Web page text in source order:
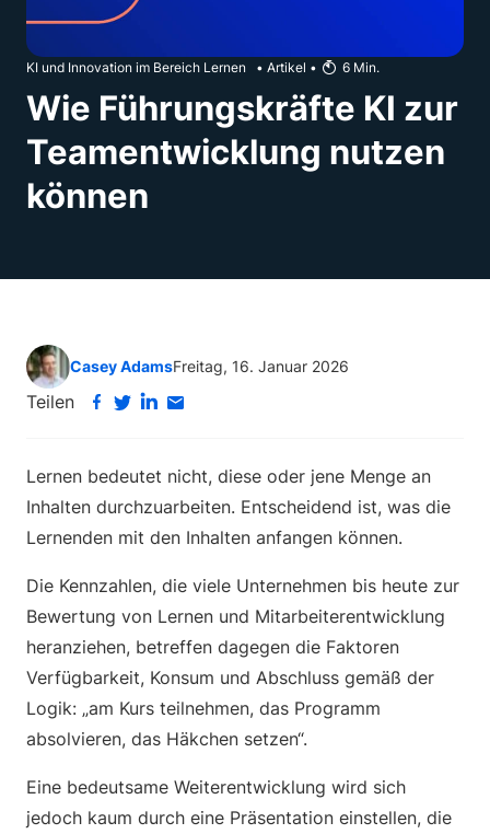
KI und Innovation im Bereich Lernen • Artikel • 6 Min.
Wie Führungskräfte KI zur
Teamentwicklung nutzen
können
Casey AdamsFreitag, 16. Januar 2026
Teilen
Lernen bedeutet nicht, diese oder jene Menge an
Inhalten durchzuarbeiten. Entscheidend ist, was die
Lernenden mit den Inhalten anfangen können.
Die Kennzahlen, die viele Unternehmen bis heute zur
Bewertung von Lernen und Mitarbeiterentwicklung
heranziehen, betreffen dagegen die Faktoren
Verfügbarkeit, Konsum und Abschluss gemäß der
Logik: „am Kurs teilnehmen, das Programm
absolvieren, das Häkchen setzen“.
Eine bedeutsame Weiterentwicklung wird sich
jedoch kaum durch eine Präsentation einstellen, die